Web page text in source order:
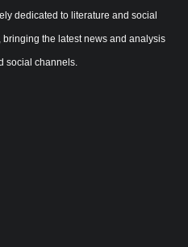
dedicated to literature and social
the latest news and analysis
social channels.